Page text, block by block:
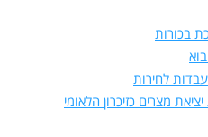
בכורות
לחירות
מצרים כזיכרון הלאומי